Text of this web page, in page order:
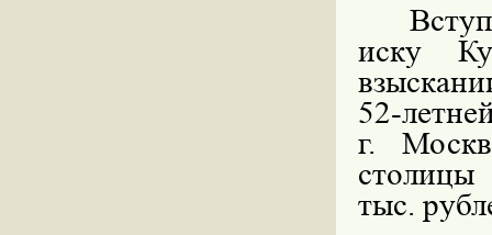
иску
52-
г.
столицы
тыс.